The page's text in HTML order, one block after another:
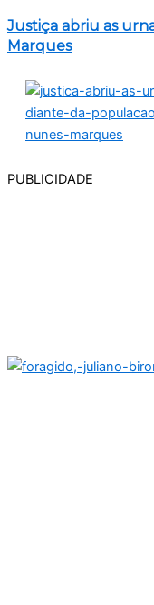
Justiça abriu as
Marques
PUBLICIDADE